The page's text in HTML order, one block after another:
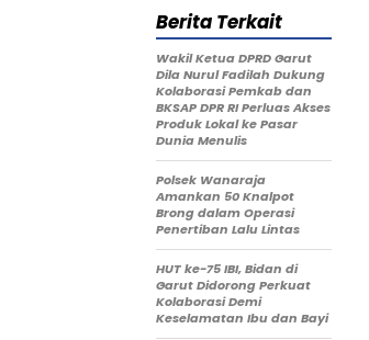
Berita Terkait
Wakil Ketua DPRD Garut
Dila Nurul Fadilah Dukung
Kolaborasi Pemkab dan
BKSAP DPR RI Perluas Akses
Produk Lokal ke Pasar
Dunia Menulis
Polsek Wanaraja
Amankan 50 Knalpot
Brong dalam Operasi
Penertiban Lalu Lintas
HUT ke-75 IBI, Bidan di
Garut Didorong Perkuat
Kolaborasi Demi
Keselamatan Ibu dan Bayi